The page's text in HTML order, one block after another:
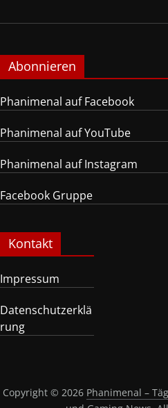
Abonnieren
Phanimenal auf Facebook
Phanimenal auf YouTube
Phanimenal auf Instagram
Facebook Gruppe
Kontakt
Impressum
Datenschutzerklä
rung
Copyright © 2026 Phanimenal –